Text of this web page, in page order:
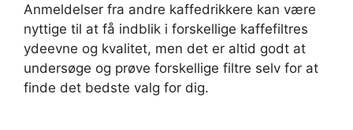
Anmeldelser fra andre kaffedrikkere kan være
nyttige til at få indblik i forskellige kaffefiltres
ydeevne og kvalitet, men det er altid godt at
undersøge og prøve forskellige filtre selv for at
finde det bedste valg for dig.